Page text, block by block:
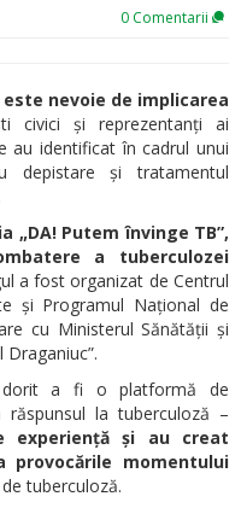
0 Comentarii
nevoie de implicarea
civici și reprezentanți ai
au identificat în cadrul unui
depistare și tratamentul
„DA! Putem învinge TB”,
a tuberculozei
a fost organizat de Centrul
și Programul Național de
cu Ministerul Sănătății și
dorit a fi o platformă de
la tuberculoză –
experiență și au creat
provocările momentului
tuberculoză.